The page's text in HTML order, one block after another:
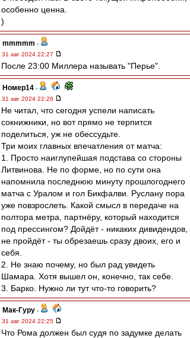
особенно ценна.
)
mmmmm -
31 авг 2024 22:27
После 23:00 Миллера называть "Перье".
Номер14 -
31 авг 2024 22:26
Не читал, что сегодня успели написать
сокнижники, но вот прямо не терпится
поделиться, уж не обессудьте.
Три моих главных впечатления от матча:
1. Просто наиглупейшая подстава со стороны
Литвинова. Не по форме, но по сути она
напомнила последнюю минуту прошлогоднего
матча с Уралом и гол Бикфалви. Руслану пора
уже повзрослеть. Какой смысл в передаче на
полтора метра, партнёру, который находится
под прессингом? Дойдёт - никаких дивидендов,
не пройдёт - ты обрезаешь сразу двоих, его и
себя.
2. Не знаю почему, но был рад увидеть
Шамара. Хотя вышел он, конечно, так себе.
3. Барко. Нужно ли тут что-то говорить?
Мак-Гуру -
31 авг 2024 22:25
Что Рома должен был судя по задумке делать